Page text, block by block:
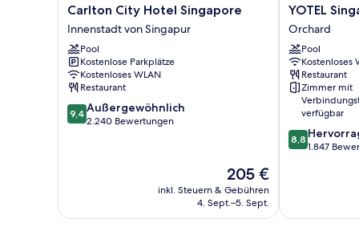
Carlton
City
Hotel
Singapore
Innenstadt
von
Singapur
Carlton City Hotel Singapore
Innenstadt von Singapur
Pool
Kostenlose Parkplätze
Kostenloses WLAN
Restaurant
9.4
von
9,4 Außergewöhnlich
2.240 Bewertungen
Der
Preis
beträgt
205 €
inkl. Steuern & Gebühren
4. Sept.–5. Sept.
YOTEL
Singapore
Orchard
Road
Orchard
YOTEL
Orchard
Pool
Kostenloses
Restaurant
Zimmer mit
verfügbar
8.8
von
8,8
1.847